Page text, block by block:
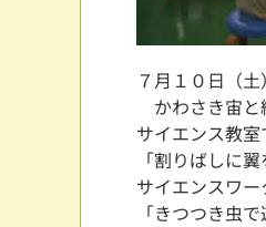
７月１０日（土）
かわさき宙と
サイエンス教室
「割りばしに
サイエンスワ
「きつつき虫